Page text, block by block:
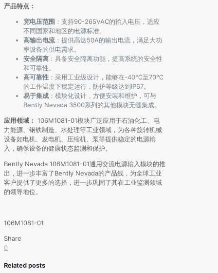
产品特点：
宽电压范围 ：支持90-265VAC的输入电压，适应
不同国家和地区的电源标准。
高输出电流：提供高达50A的输出电流，满足大功
率设备的供电需求。
安全隔离 ：具备安全隔离功能，提高系统的安全性
和可靠性。
高可靠性 ：采用工业级设计，能够在-40℃至70℃
的工作温度下稳定运行，防护等级达到IP67。
易于集成 ：模块化设计，方便安装和维护，可与
Bently Nevada 3500系列的其他模块无缝集成。
应用领域： 106M1081-01模块广泛应用于石油化工、电
力能源、钢铁制造、水处理等工业领域，为各种旋转机械
设备如电机、发电机、压缩机、泵等提供稳定的电源输
入，确保设备的健康状态监测和保护。
Bently Nevada 106M1081-01通用交流电源输入模块的推
出，进一步丰富了Bently Nevada的产品线，为全球工业
客户提供了更多的选择，进一步巩固了其在工业监测领域
的领导地位。
106M1081-01
Share
0
Related posts